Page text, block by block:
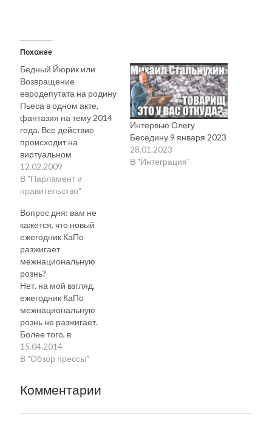
Похожее
Бедный Йюрик или
Возвращение
евродепутата на родину
Пьеса в одном акте,
фантазия на тему 2014
года. Все действие
происходит на
виртуальном
политическом
кладбище. Любые
совпадения с
— случайны. Наверное.
Действующие лица:
Падар — евродепутат
Горацио — его
воображаемый лучший
друг и собеседник
Могильщик — могильщи
к Могильщик (Копает и
поет) Падар Иль этот
молодец не чувствует,
чем занят, что он…
12.02.2009
В "Парламент и
правительство"
Интервью Олегу
Беседину 9 января 2023
28.01.2023
В "Интеграция"
Вопрос дня: вам не
кажется, что новый
ежегодник КаПо
разжигает
межнациональную
рознь?
Нет, на мой взгляд,
ежегодник КаПо
межнациональную
рознь не разжигает.
Более того, в
приведенных вами
цитатах г-на Синисалу я
просто калька с
15.04.2014
В "Обзор прессы"
Комментарии